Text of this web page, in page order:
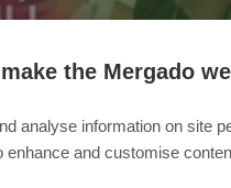
the Mergado
analyse information on site
enhance and customise